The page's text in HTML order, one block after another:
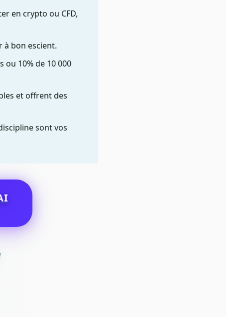
en crypto ou CFD,
à bon escient.
10% de 10 000
et offrent des
sont vos